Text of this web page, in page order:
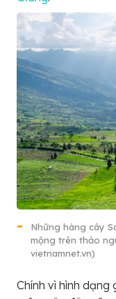
Những hàng cây
mộng trên thảo
vietnamnet.vn)
Chính vì hình